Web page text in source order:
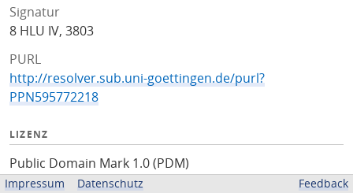
Signatur
8 HLU IV, 3803
PURL
http://resolver.sub.uni-goettingen.de/purl?
PPN595772218
LIZENZ
Public Domain Mark 1.0 (PDM)
Impressum Datenschutz Feedback